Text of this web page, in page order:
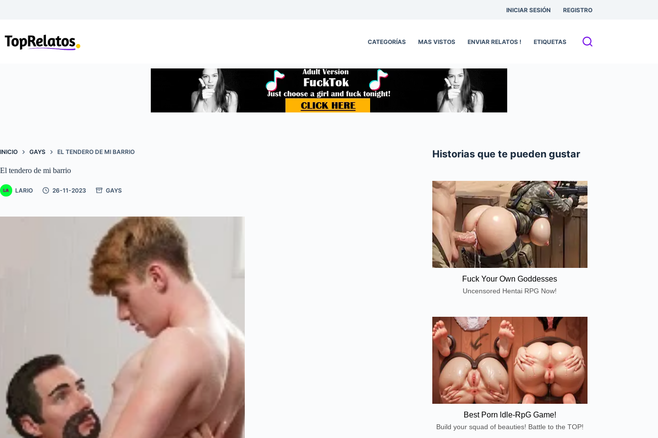
INICIAR SESIÓN REGISTRO
CATEGORÍAS MAS VISTOS ENVIAR RELATOS ! ETIQUETAS
INICIO GAYS EL TENDERO DE MI BARRIO
El tendero de mi barrio
LARIO 26-11-2023 GAYS
Historias que te pueden gustar
Fuck Your Own Goddesses
Uncensored Hentai RPG Now!
Best Porn ldle-RpG Game!
Build your squad of beauties! Battle to the TOP!